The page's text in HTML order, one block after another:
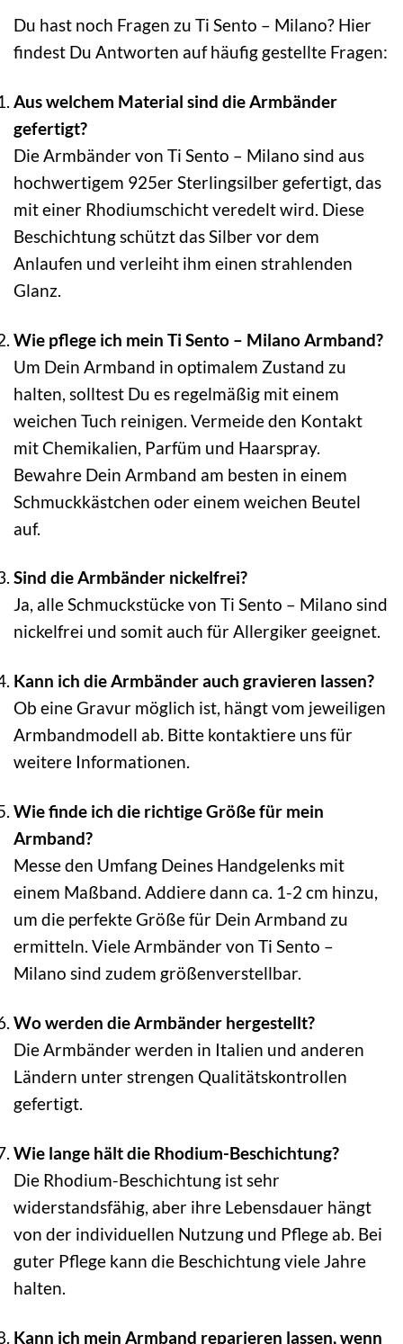
Du hast noch Fragen zu Ti Sento – Milano? Hier
findest Du Antworten auf häufig gestellte Fragen:
Aus welchem Material sind die Armbänder
gefertigt?
Die Armbänder von Ti Sento – Milano sind aus
hochwertigem 925er Sterlingsilber gefertigt, das
mit einer Rhodiumschicht veredelt wird. Diese
Beschichtung schützt das Silber vor dem
Anlaufen und verleiht ihm einen strahlenden
Glanz.
Wie pflege ich mein Ti Sento – Milano Armband?
Um Dein Armband in optimalem Zustand zu
halten, solltest Du es regelmäßig mit einem
weichen Tuch reinigen. Vermeide den Kontakt
mit Chemikalien, Parfüm und Haarspray.
Bewahre Dein Armband am besten in einem
Schmuckkästchen oder einem weichen Beutel
auf.
Sind die Armbänder nickelfrei?
Ja, alle Schmuckstücke von Ti Sento – Milano sind
nickelfrei und somit auch für Allergiker geeignet.
Kann ich die Armbänder auch gravieren lassen?
Ob eine Gravur möglich ist, hängt vom jeweiligen
Armbandmodell ab. Bitte kontaktiere uns für
weitere Informationen.
Wie finde ich die richtige Größe für mein
Armband?
Messe den Umfang Deines Handgelenks mit
einem Maßband. Addiere dann ca. 1-2 cm hinzu,
um die perfekte Größe für Dein Armband zu
ermitteln. Viele Armbänder von Ti Sento –
Milano sind zudem größenverstellbar.
Wo werden die Armbänder hergestellt?
Die Armbänder werden in Italien und anderen
Ländern unter strengen Qualitätskontrollen
gefertigt.
Wie lange hält die Rhodium-Beschichtung?
Die Rhodium-Beschichtung ist sehr
widerstandsfähig, aber ihre Lebensdauer hängt
von der individuellen Nutzung und Pflege ab. Bei
guter Pflege kann die Beschichtung viele Jahre
halten.
Kann ich mein Armband reparieren lassen, wenn